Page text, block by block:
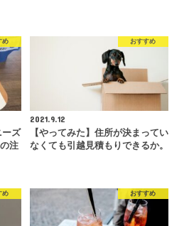
め
ーズ
注
おすすめ
2021.9.12
【やってみた】住所が決まってい
なくても引越見積もりできるか。
め おすすめ